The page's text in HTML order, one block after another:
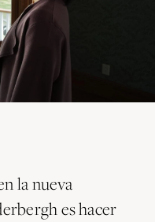
la nueva
es hacer